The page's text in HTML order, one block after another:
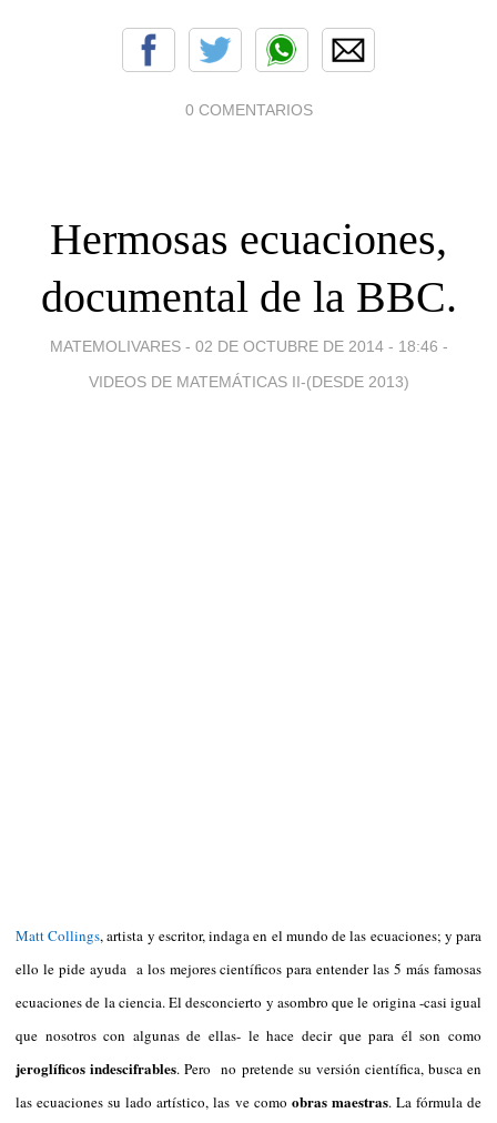
0 COMENTARIOS
Hermosas ecuaciones,
documental de la BBC.
MATEMOLIVARES - 02 DE OCTUBRE DE 2014 - 18:46 -
VIDEOS DE MATEMÁTICAS II-(DESDE 2013)
Matt Collings, artista y escritor, indaga en el mundo de las ecuaciones; y para
ello le pide ayuda a los mejores científicos para entender las 5 más famosas
ecuaciones de la ciencia. El desconcierto y asombro que le origina -casi igual
que nosotros con algunas de ellas- le hace decir que para él son como
jeroglíficos indescifrables. Pero no pretende su versión científica, busca en
las ecuaciones su lado artístico, las ve como obras maestras. La fórmula de